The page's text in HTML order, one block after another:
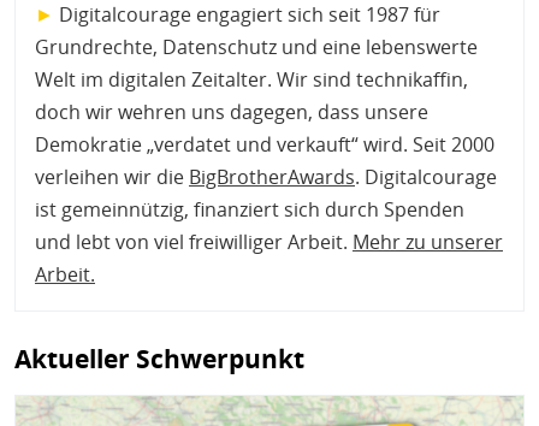
► Digitalcourage engagiert sich seit 1987 für
Grundrechte, Datenschutz und eine lebenswerte
Welt im digitalen Zeitalter. Wir sind technikaffin,
doch wir wehren uns dagegen, dass unsere
Demokratie „verdatet und verkauft“ wird. Seit 2000
verleihen wir die BigBrotherAwards. Digitalcourage
ist gemeinnützig, finanziert sich durch Spenden
und lebt von viel freiwilliger Arbeit. Mehr zu unserer
Arbeit.
Aktueller Schwerpunkt
Bild